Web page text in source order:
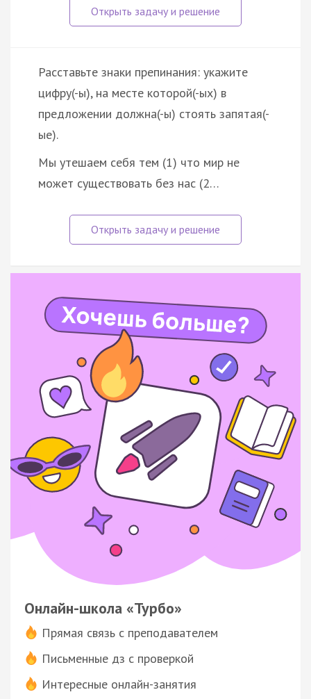
Расставьте знаки препинания: укажите
цифру(-ы), на месте которой(-ых) в
предложении должна(-ы) стоять запятая(-
ые).
Мы утешаем себя тем (1) что мир не
может существовать без нас (2…
Онлайн-школа «Турбо»
Прямая связь с преподавателем
Письменные дз с проверкой
Интересные онлайн-занятия